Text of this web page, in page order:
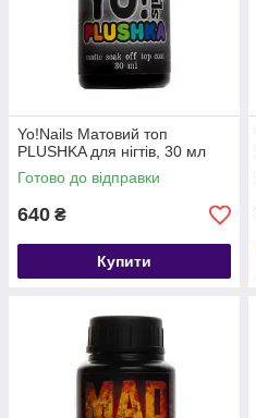
Yo!Nails Матовий топ
PLUSHKA для нігтів, 30 мл
Готово до відправки
640 ₴
Купити